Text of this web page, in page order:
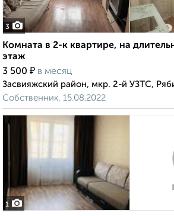
3
Комната в 2-к квартире, на
этаж
3 500 ₽ в месяц
Засвияжский район, мкр. 2-й УЗТС,
Собственник, 15.08.2022
1